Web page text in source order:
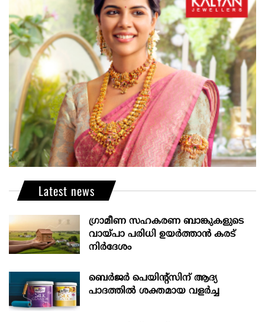
Latest news
ഗ്രാമീണ സഹകരണ ബാങ്കുകളുടെ
വായ്പാ പരിധി ഉയർത്താൻ കരട്
നിർദേശം
ബെർജർ പെയിന്റ്സിന് ആദ്യ
പാദത്തിൽ ശക്തമായ വളർച്ച